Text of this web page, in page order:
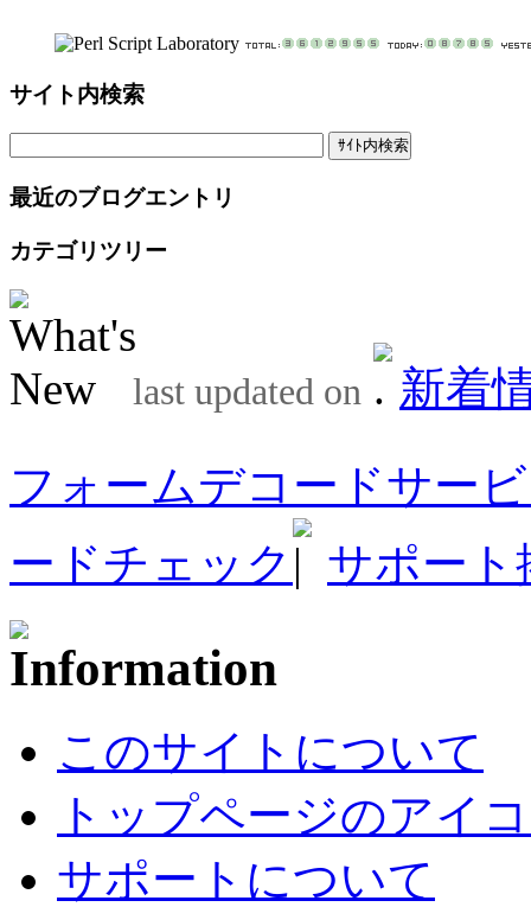
サイト内検索
最近のブログエントリ
カテゴリツリー
last updated on
新着
フォームデコードサー
ードチェック
サポート
このサイトについて
トップページのアイ
サポートについて